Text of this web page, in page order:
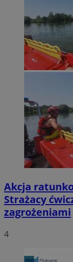
Akcja
Strażacy
zagrożeniami
4